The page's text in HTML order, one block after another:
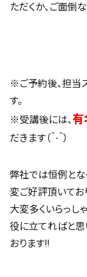
ただくか、ご面倒
※ご予約後、担当
す。
※受講後には、有
だきます（＾-＾）
弊社では恒例とな
変ご好評頂いてお
大変多くいらっし
役に立てればと思
おります!!